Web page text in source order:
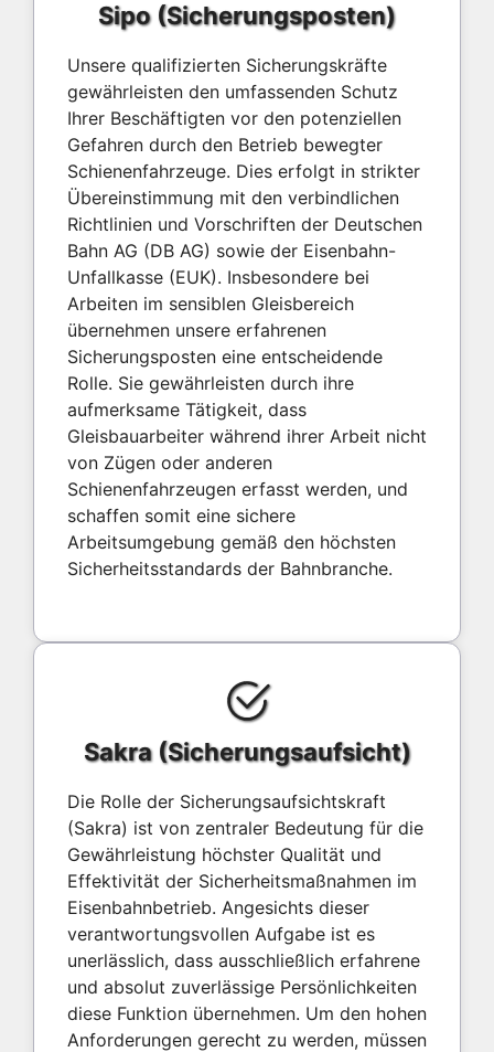
Sipo (Sicherungsposten)
Unsere qualifizierten Sicherungskräfte
gewährleisten den umfassenden Schutz
Ihrer Beschäftigten vor den potenziellen
Gefahren durch den Betrieb bewegter
Schienenfahrzeuge. Dies erfolgt in strikter
Übereinstimmung mit den verbindlichen
Richtlinien und Vorschriften der Deutschen
Bahn AG (DB AG) sowie der Eisenbahn-
Unfallkasse (EUK). Insbesondere bei
Arbeiten im sensiblen Gleisbereich
übernehmen unsere erfahrenen
Sicherungsposten eine entscheidende
Rolle. Sie gewährleisten durch ihre
aufmerksame Tätigkeit, dass
Gleisbauarbeiter während ihrer Arbeit nicht
von Zügen oder anderen
Schienenfahrzeugen erfasst werden, und
schaffen somit eine sichere
Arbeitsumgebung gemäß den höchsten
Sicherheitsstandards der Bahnbranche.
Sakra (Sicherungsaufsicht)
Die Rolle der Sicherungsaufsichtskraft
(Sakra) ist von zentraler Bedeutung für die
Gewährleistung höchster Qualität und
Effektivität der Sicherheitsmaßnahmen im
Eisenbahnbetrieb. Angesichts dieser
verantwortungsvollen Aufgabe ist es
unerlässlich, dass ausschließlich erfahrene
und absolut zuverlässige Persönlichkeiten
diese Funktion übernehmen. Um den hohen
Anforderungen gerecht zu werden, müssen